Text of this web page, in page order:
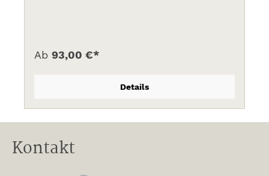
Ab 93,00 €*
Details
Kontakt